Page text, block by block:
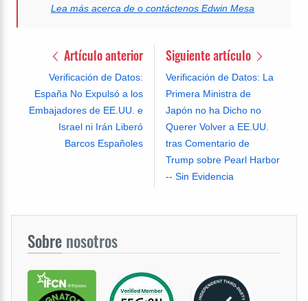
Lea más acerca de o contáctenos Edwin Mesa
Artículo anterior
Verificación de Datos:
España No Expulsó a los
Embajadores de EE.UU. e
Israel ni Irán Liberó
Barcos Españoles
Siguiente artículo
Verificación de Datos: La
Primera Ministra de
Japón no ha Dicho no
Querer Volver a EE.UU.
tras Comentario de
Trump sobre Pearl Harbor
-- Sin Evidencia
Sobre nosotros